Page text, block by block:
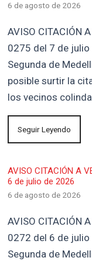
6 de agosto de 2026
AVISO CITACIÓN
0275 del 7 de julio
Segunda de
posible surtir la
los vecinos
Seguir Leyendo
AVISO CITACIÓN A
6 de julio de 2026
6 de agosto de 2026
AVISO CITACIÓN
0272 del 6 de julio
Segunda de